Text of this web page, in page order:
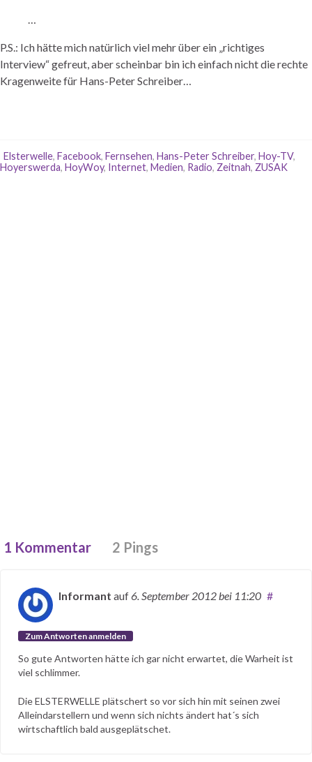
…
P.S.: Ich hätte mich natürlich viel mehr über ein „richtiges
Interview“ gefreut, aber scheinbar bin ich einfach nicht die rechte
Kragenweite für Hans-Peter Schreiber…
Elsterwelle, Facebook, Fernsehen, Hans-Peter Schreiber, Hoy-TV,
Hoyerswerda, HoyWoy, Internet, Medien, Radio, Zeitnah, ZUSAK
1 Kommentar 2 Pings
Informant auf6. September 2012bei 11:20 #
Zum Antworten anmelden
So gute Antworten hätte ich gar nicht erwartet, die Warheit ist
viel schlimmer.
Die ELSTERWELLE plätschert so vor sich hin mit seinen zwei
Alleindarstellern und wenn sich nichts ändert hat´s sich
wirtschaftlich bald ausgeplätschet.